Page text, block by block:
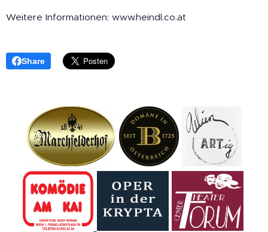
Weitere Informationen: www.heindl.co.at
Share